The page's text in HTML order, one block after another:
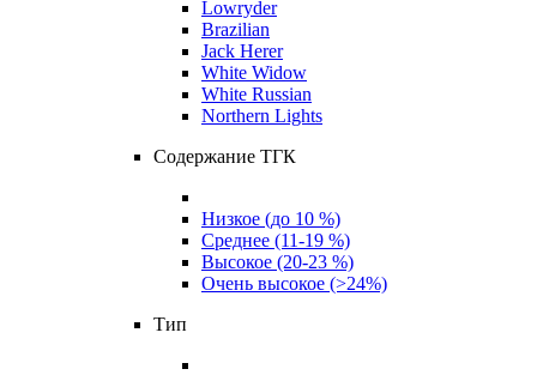
Lowryder
Brazilian
Jack Herer
White Widow
White Russian
Northern Lights
Содержание ТГК
Низкое (до 10 %)
Среднее (11-19 %)
Высокое (20-23 %)
Очень высокое (>24%)
Тип